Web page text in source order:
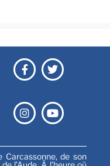
Carcassonne, de son